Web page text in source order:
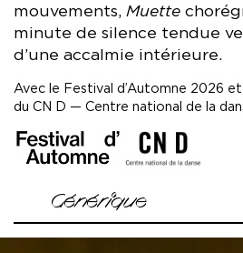
mouvements, Muette
minute de silence tendue
d’une accalmie intérieure.
Avec le Festival d’Automne 2026
du CN D — Centre national de la
image image
Générique